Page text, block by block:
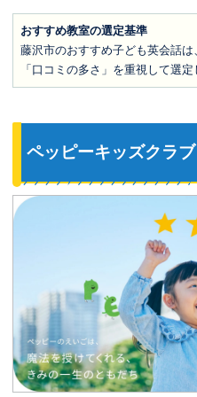
おすすめ教室の選定基準
藤沢市のおすすめ子ども英会話は
「口コミの多さ」を重視して選定
ペッピーキッズクラブ